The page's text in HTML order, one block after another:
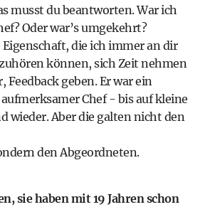
musst du beantworten. War ich
Oder war’s umgekehrt?
Eigenschaft, die ich immer an dir
können, sich Zeit nehmen
geben. Er war ein
Chef - bis auf kleine
wieder. Aber die galten nicht den
den Abgeordneten.
sie haben mit 19 Jahren schon